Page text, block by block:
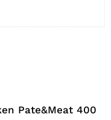
Pate&Meat 400